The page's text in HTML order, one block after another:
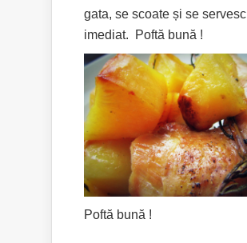
gata, se scoate și se servesc
imediat. Poftă bună !
Poftă bună !